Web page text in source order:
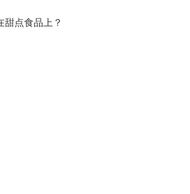
甜点食品上？